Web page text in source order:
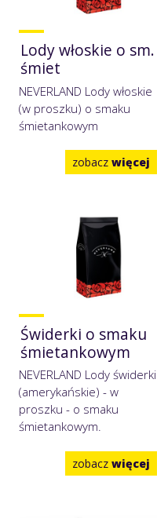
Lody włoskie o sm.
śmiet
NEVERLAND Lody włoskie
(w proszku) o smaku
śmietankowym
zobacz więcej
Świderki o smaku
śmietankowym
NEVERLAND Lody świderki
(amerykańskie) - w
proszku - o smaku
śmietankowym.
zobacz więcej